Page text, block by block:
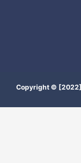
Copyright © [2022]